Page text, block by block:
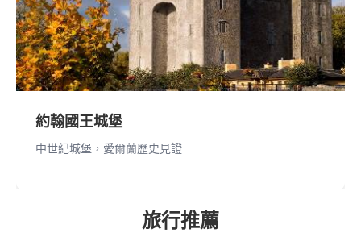
約翰國王城堡
中世紀城堡，愛爾蘭歷史見證
旅行推薦